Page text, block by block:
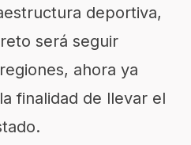
deportiva,
será seguir
ahora ya
finalidad de llevar el